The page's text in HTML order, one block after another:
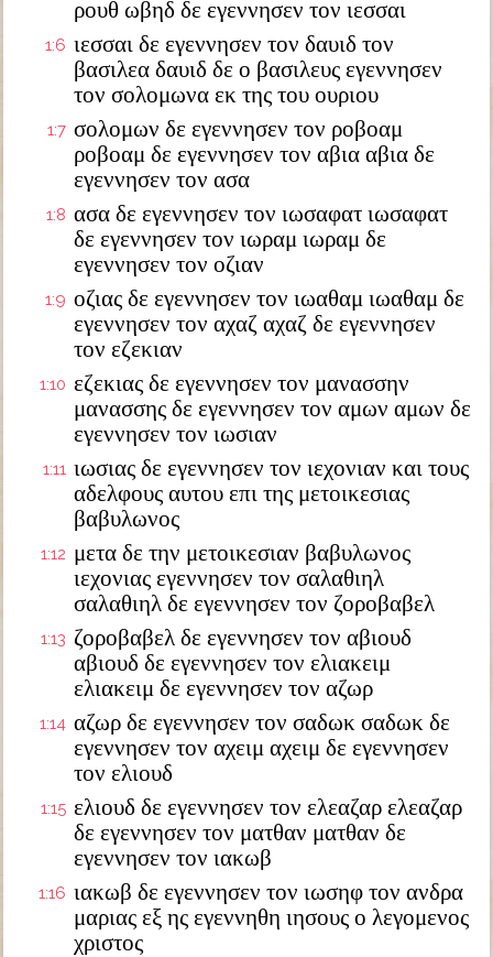
ρουθ ωβηδ δε εγεννησεν τον ιεσσαι
1:6 ιεσσαι δε εγεννησεν τον δαυιδ τον
βασιλεα δαυιδ δε ο βασιλευς εγεννησεν
τον σολομωνα εκ της του ουριου
1:7 σολομων δε εγεννησεν τον ροβοαμ
ροβοαμ δε εγεννησεν τον αβια αβια δε
εγεννησεν τον ασα
1:8 ασα δε εγεννησεν τον ιωσαφατ ιωσαφατ
δε εγεννησεν τον ιωραμ ιωραμ δε
εγεννησεν τον οζιαν
1:9 οζιας δε εγεννησεν τον ιωαθαμ ιωαθαμ δε
εγεννησεν τον αχαζ αχαζ δε εγεννησεν
τον εζεκιαν
1:10 εζεκιας δε εγεννησεν τον μανασσην
μανασσης δε εγεννησεν τον αμων αμων δε
εγεννησεν τον ιωσιαν
1:11 ιωσιας δε εγεννησεν τον ιεχονιαν και τους
αδελφους αυτου επι της μετοικεσιας
βαβυλωνος
1:12 μετα δε την μετοικεσιαν βαβυλωνος
ιεχονιας εγεννησεν τον σαλαθιηλ
σαλαθιηλ δε εγεννησεν τον ζοροβαβελ
1:13 ζοροβαβελ δε εγεννησεν τον αβιουδ
αβιουδ δε εγεννησεν τον ελιακειμ
ελιακειμ δε εγεννησεν τον αζωρ
1:14 αζωρ δε εγεννησεν τον σαδωκ σαδωκ δε
εγεννησεν τον αχειμ αχειμ δε εγεννησεν
τον ελιουδ
1:15 ελιουδ δε εγεννησεν τον ελεαζαρ ελεαζαρ
δε εγεννησεν τον ματθαν ματθαν δε
εγεννησεν τον ιακωβ
1:16 ιακωβ δε εγεννησεν τον ιωσηφ τον ανδρα
μαριας εξ ης εγεννηθη ιησους ο λεγομενος
χριστος